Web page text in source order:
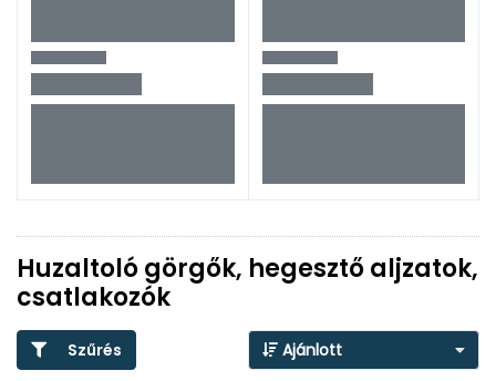
Huzaltoló görgők, hegesztő aljzatok,
csatlakozók
Szűrés Ajánlott